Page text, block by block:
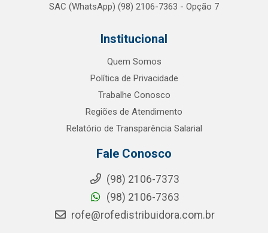
SAC (WhatsApp) (98) 2106-7363 - Opção 7
Institucional
Quem Somos
Política de Privacidade
Trabalhe Conosco
Regiões de Atendimento
Relatório de Transparência Salarial
Fale Conosco
(98) 2106-7373
(98) 2106-7363
rofe@rofedistribuidora.com.br